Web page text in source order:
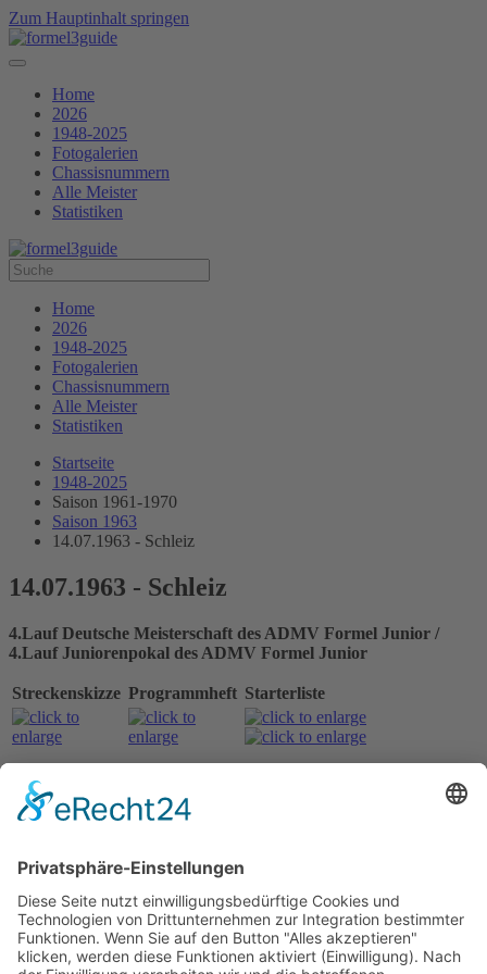
Zum Hauptinhalt springen
Home
2026
1948-2025
Fotogalerien
Chassisnummern
Alle Meister
Statistiken
Home
2026
1948-2025
Fotogalerien
Chassisnummern
Alle Meister
Statistiken
Startseite
1948-2025
Saison 1961-1970
Saison 1963
14.07.1963 - Schleiz
14.07.1963 - Schleiz
4.Lauf Deutsche Meisterschaft des ADMV Formel Junior /
4.Lauf Juniorenpokal des ADMV Formel Junior
Streckenskizze Programmheft Starterliste
Alle Ergebnisse:
Nennungsliste LK I
Startaufstellung LK I
Original Zeitnahme
Ergebnis Rennen LK I
Original Zeitnahme